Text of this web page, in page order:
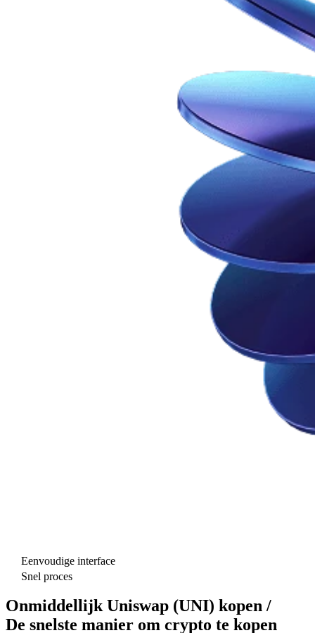
Eenvoudige interface
Snel proces
Onmiddellijk Uniswap (UNI) kopen /
De snelste manier om crypto te kopen